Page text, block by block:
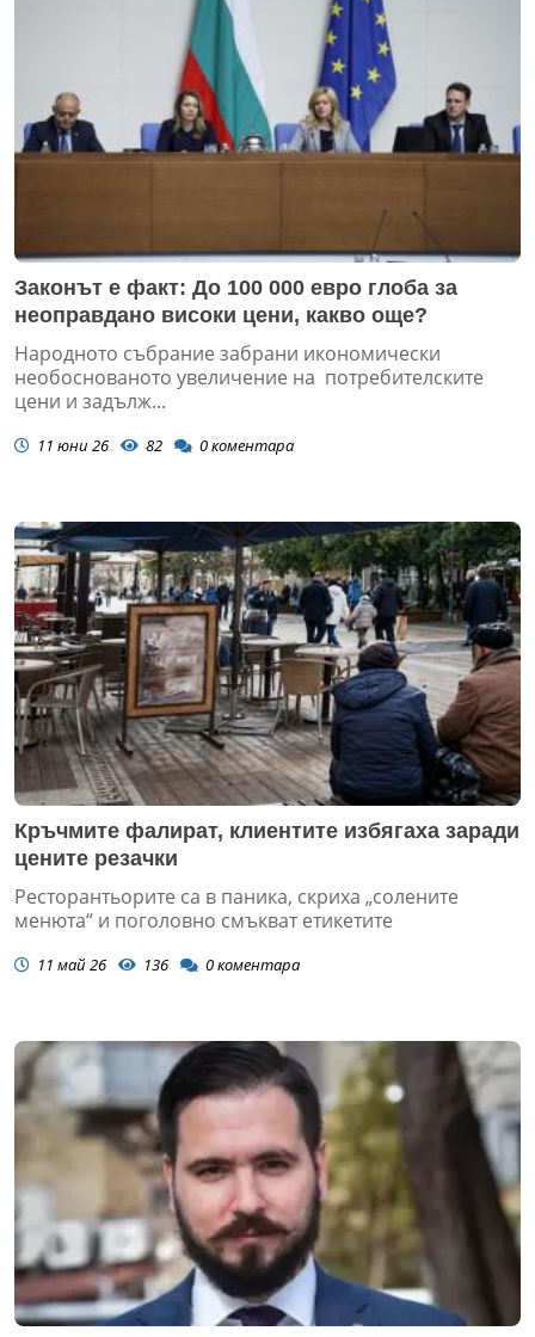
Законът е факт: До 100 000 евро глоба за
неоправдано високи цени, какво още?
Народното събрание забрани икономически
необоснованото увеличение на потребителските
цени и задълж...
11 юни 26 82 0коментара
Кръчмите фалират, клиентите избягаха заради
цените резачки
Ресторантьорите са в паника, скриха „солените
менюта“ и поголовно смъкват етикетите
11 май 26 136 0коментара